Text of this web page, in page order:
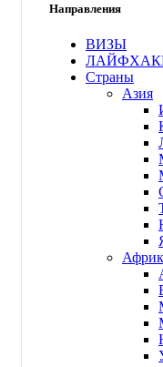
Направления
ВИЗЫ
Страны
Азия